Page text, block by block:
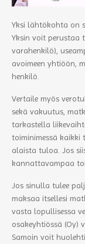
Yksi lähtökohta on
Yksin voit perustaa
varahenkilö),
avoimeen yhtiöön,
henkilö.
​Vertaile myös
sekä vakuutus,
tarkastella
toiminimessä
alaista tuloa. Jos
kannattavampaa
Jos sinulla tulee
maksaa itsellesi
vasta lopullisessa
osakeyhtiössä (Oy)
Samoin voit